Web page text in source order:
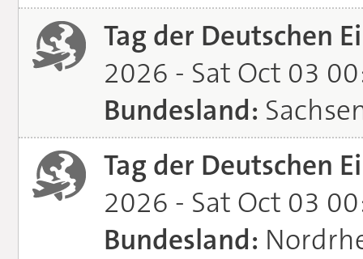
Tag der Deutschen
2026 - Sat Oct 03
Bundesland:
Tag der Deutschen
2026 - Sat Oct 03
Bundesland: